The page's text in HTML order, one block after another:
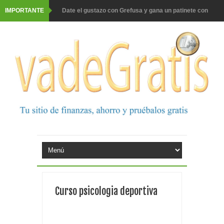
IMPORTANTE Date el gustazo con Grefusa y gana un patinete con
Barbadillo te da la opción de ganar increíbles premios
Prueba gratis hohes C Vitamin C-irup
Prueba gratis Maison Perrier France
Gana premios Pokémon con Kellogg's
premios
Curso psicologia deportiva